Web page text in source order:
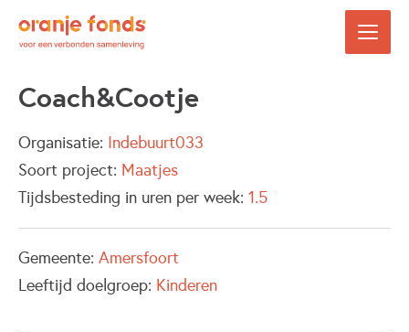
Coach&Cootje
Organisatie: Indebuurt033
Soort project: Maatjes
Tijdsbesteding in uren per week: 1.5
Gemeente: Amersfoort
Leeftijd doelgroep: Kinderen